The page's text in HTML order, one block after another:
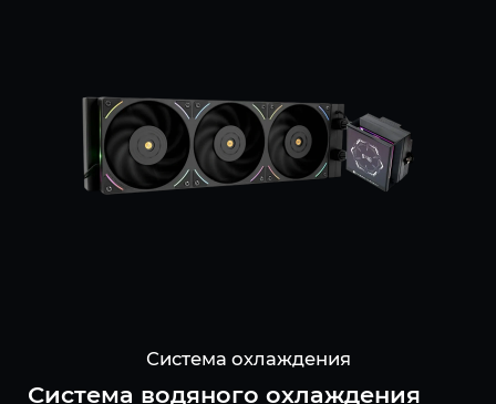
Система охлаждения
Система водяного охлаждения